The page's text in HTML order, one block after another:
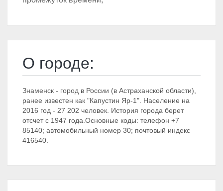
О городе:
Знаменск - город в России (в Астраханской области),
ранее известен как "Капустин Яр-1". Население на
2016 год - 27 202 человек. История города берет
отсчет с 1947 года.Основные коды: телефон +7
85140; автомобильный номер 30; почтовый индекс
416540.